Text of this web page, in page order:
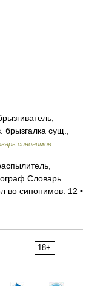
сущ.,
синонимов
Словарь
во синонимов: 12 •
18+